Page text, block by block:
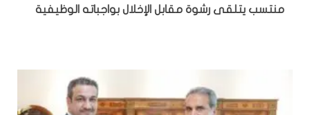
منتسب يتلقى رشوة مقابل الإخلال بواجباته الوظيفية